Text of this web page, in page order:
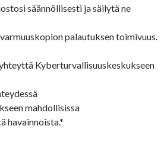
säännöllisesti ja säilytä ne
palautuksen toimivuus.
Kyberturvallisuuskeskukseen
mahdollisissa
havainnoista.*